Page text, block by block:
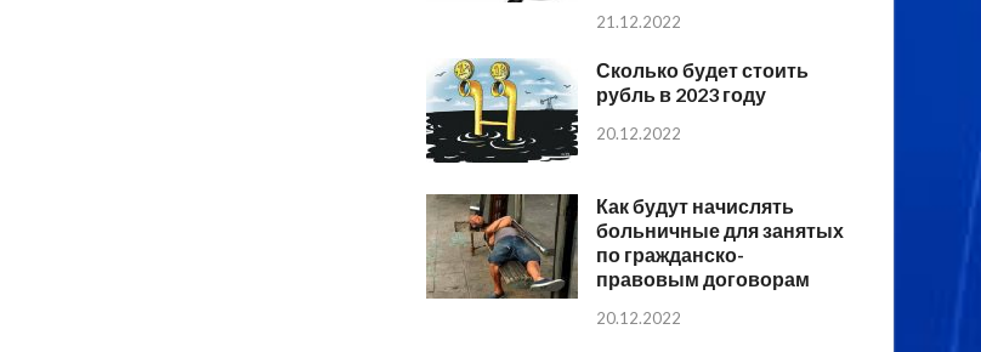
21.12.2022
Сколько будет стоить
рубль в 2023 году
20.12.2022
Как будут начислять
больничные для занятых
по гражданско-
правовым договорам
20.12.2022